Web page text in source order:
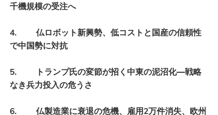
千機規模の受注へ
4. 仏ロボット新興勢、低コストと国産の信頼性
で中国勢に対抗
5. トランプ氏の変節が招く中東の泥沼化―戦略
なき兵力投入の危うさ
6. 仏製造業に衰退の危機、雇用2万件消失、欧州